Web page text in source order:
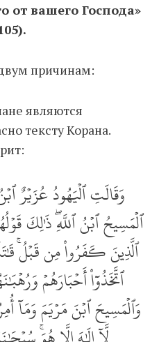
от вашего Господа»
причинам:
являются
тексту Корана.
وَقَالَتِ ٱلۡيَهُودُ عُزَيۡرٌ
ٱلۡمَسِيحُ ٱبۡنُ ٱللَّهِۖ ذَٰلِكَ
ٱتَّخَذُوٓاْ أَحۡبَارَهُمۡ
وَٱلۡمَسِيحَ ٱبۡنَ مَرۡيَمَ وَمَآ